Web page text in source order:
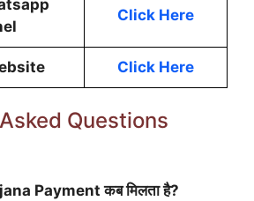
Click Here
Click Here
Questions
Payment कब मिलता है?